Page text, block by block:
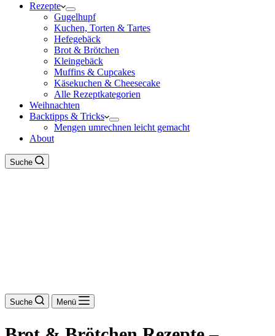
Rezepte
Gugelhupf
Kuchen, Torten & Tartes
Hefegebäck
Brot & Brötchen
Kleingebäck
Muffins & Cupcakes
Käsekuchen & Cheesecake
Alle Rezeptkategorien
Weihnachten
Backtipps & Tricks
Mengen umrechnen leicht gemacht
About
Suche
Suche Menü